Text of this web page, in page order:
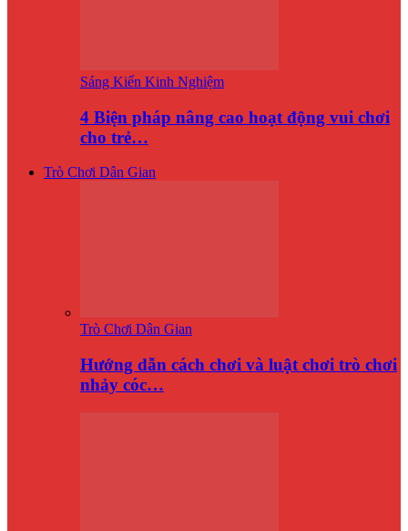
Sáng Kiến Kinh Nghiệm
4 Biện pháp nâng cao hoạt động vui chơi
cho trẻ…
Trò Chơi Dân Gian
Trò Chơi Dân Gian
Hướng dẫn cách chơi và luật chơi trò chơi
nhảy cóc…